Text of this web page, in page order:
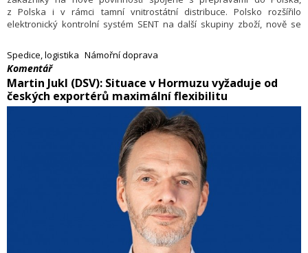
z Polska i v rámci tamní vnitrostátní distribuce. Polsko rozšířilo
elektronický kontrolní systém SENT na další skupiny zboží, nově se
prostředí evropského jednotného trhu tak přibyla další necelní
překážka, která komplikuje volný pohyb zboží.
Spedice, logistika Námořní doprava
​Komentář
Martin Jukl (DSV): Situace v Hormuzu vyžaduje od
českých exportérů maximální flexibilitu